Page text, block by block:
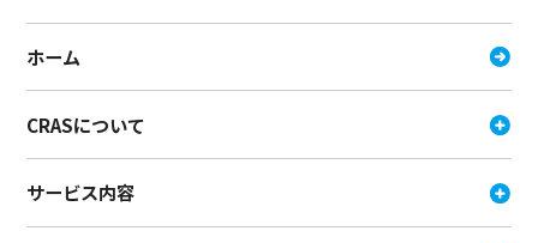
ホーム
CRASについて
サービス内容